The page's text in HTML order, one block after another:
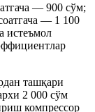
— 900 сўм;
— 1 100
истеъмол
ташқари
2 000 сўм
компрессор